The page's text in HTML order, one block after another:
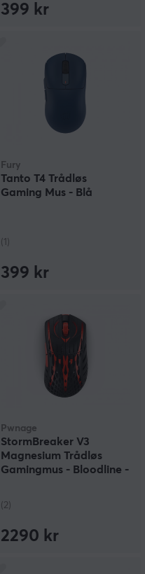
399 kr
Fury
Tanto T4 Trådløs
Gaming Mus - Blå
(1)
399 kr
Pwnage
StormBreaker V3
Magnesium Trådløs
Gamingmus - Bloodline -
(2)
2290 kr